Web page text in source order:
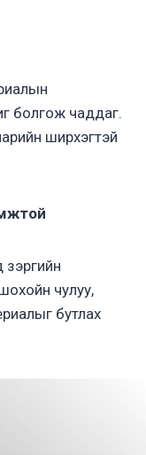
болгож чаддаг.
ширхэгтэй
зэргийн
чулуу,
бутлах